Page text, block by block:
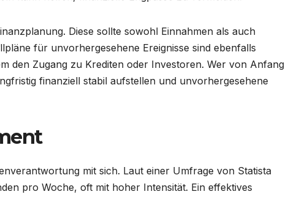
Diese sollte sowohl Einnahmen als auch
für unvorhergesehene Ereignisse sind ebenfalls
den Zugang zu Krediten oder Investoren. Wer von Anfang
finanziell stabil aufstellen und unvorhergesehene
mit sich. Laut einer Umfrage von Statista
pro Woche, oft mit hoher Intensität. Ein effektives